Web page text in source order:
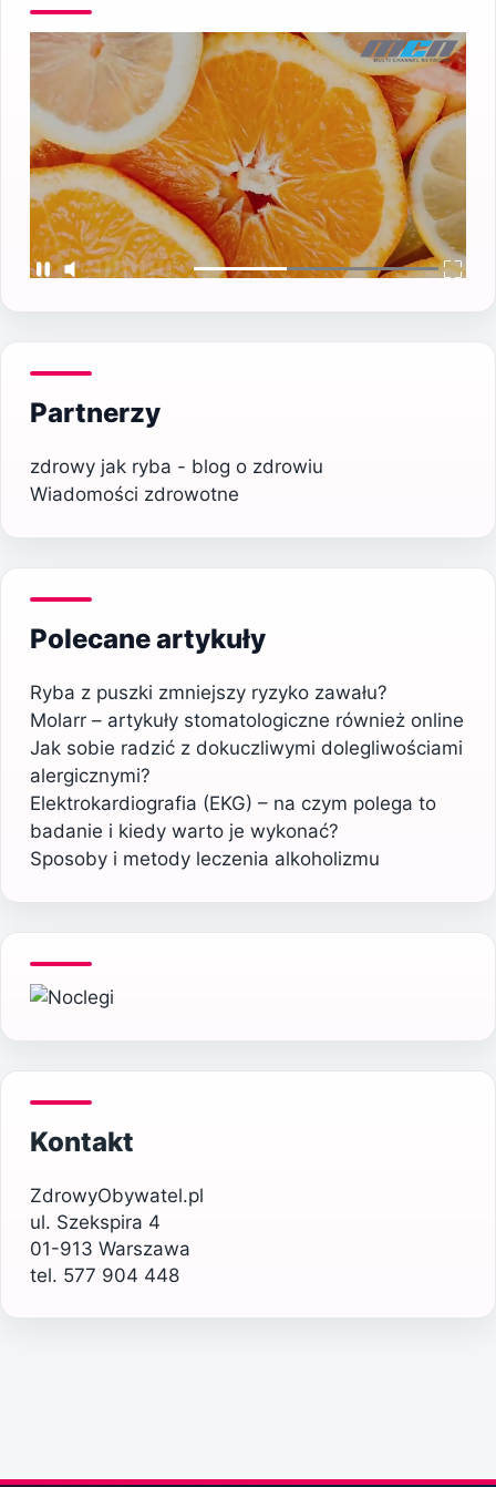
Partnerzy
zdrowy jak ryba - blog o zdrowiu
Wiadomości zdrowotne
Polecane artykuły
Ryba z puszki zmniejszy ryzyko zawału?
Molarr – artykuły stomatologiczne również online
Jak sobie radzić z dokuczliwymi dolegliwościami
alergicznymi?
Elektrokardiografia (EKG) – na czym polega to
badanie i kiedy warto je wykonać?
Sposoby i metody leczenia alkoholizmu
Kontakt
ZdrowyObywatel.pl
ul. Szekspira 4
01-913 Warszawa
tel. 577 904 448